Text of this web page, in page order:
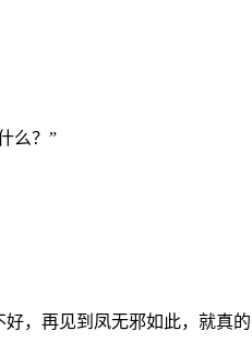
么？”
，再见到凤无邪如此，就真的